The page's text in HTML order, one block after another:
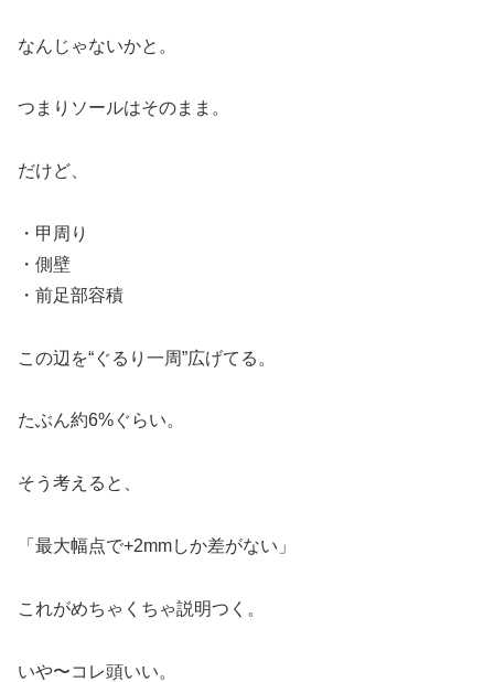
なんじゃないかと。
つまりソールはそのまま。
だけど、
・甲周り
・側壁
・前足部容積
この辺を“ぐるり一周”広げてる。
たぶん約6%ぐらい。
そう考えると、
「最大幅点で+2mmしか差がない」
これがめちゃくちゃ説明つく。
いや〜コレ頭いい。